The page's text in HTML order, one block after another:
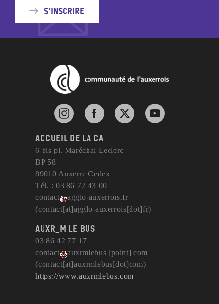
S'inscrire
Instagram de l'agglomération d'Auxerre
Facebook de l'agglomération d'Auxerre
X de l'agglomération
YouTube de
Accueil de la CA
6 bis pl. Maréchal Leclerc
BP 58
89010 Auxerre Cedex
Tél. : 03 86 72 43 00
contact
agglo-auxerrois.fr
(contact[at]agglo-auxerrois[dot]fr)
AuxR_M le bus
03 86 42 77 17
contact
auxrmlebus [point]com
(contact[at]auxrmlebus[dot]com)
https://www.auxrmlebus.com